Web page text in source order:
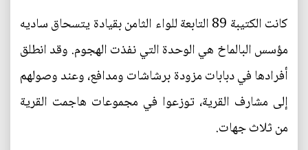
كانت الكتيبة 89 التابعة للواء الثامن بقيادة يتسحاق ساديه
مؤسس البالماخ هي الوحدة التي نفذت الهجوم. وقد انطلق
أفرادها في دبابات مزودة برشاشات ومدافع، وعند وصولهم
إلى مشارف القرية، توزعوا في مجموعات هاجمت القرية
من ثلاث جهات.